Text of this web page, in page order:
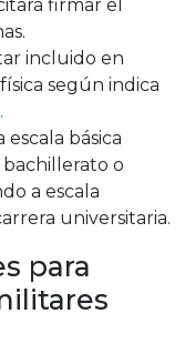
firmar el
incluido en
según indica
escala básica
o
a escala
universitaria.
para